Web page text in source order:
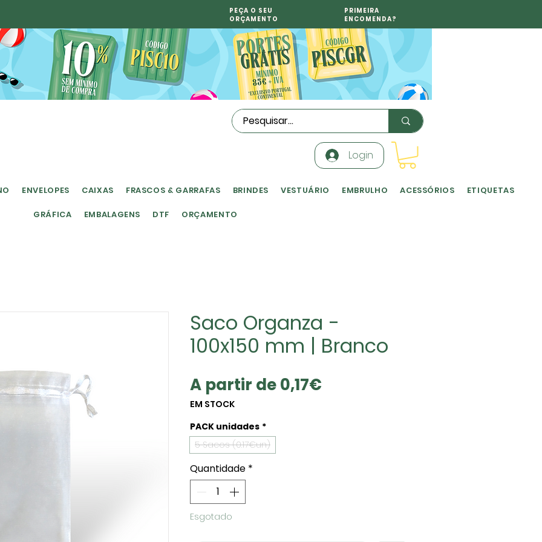
PEÇA O SEU
ORÇAMENTO
PRIMEIRA
ENCOMENDA?
Login
ENVELOPES CAIXAS FRASCOS & GARRAFAS BRINDES VESTUÁRIO EMBRULHO ACESSÓRIOS ETIQUETAS
GRÁFICA EMBALAGENS DTF ORÇAMENTO
Saco Organza -
100x150 mm | Branco
A partir de0,17€
EM STOCK
PACK unidades *
5 Sacos (0.17€un)
Quantidade *
Esgotado